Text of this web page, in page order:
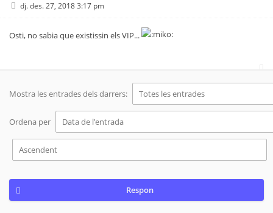
dj. des. 27, 2018 3:17 pm
Osti, no sabia que existissin els VIP...
Mostra les entrades dels darrers:
Ordena per
Respon